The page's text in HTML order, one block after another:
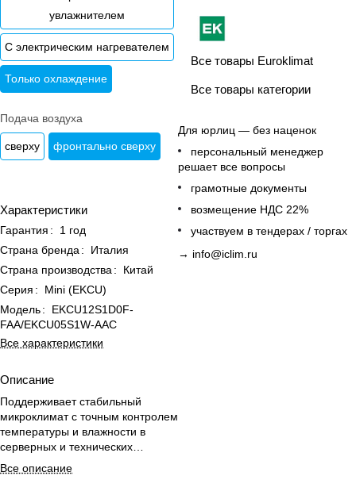
увлажнителем
С электрическим нагревателем
Только охлаждение
Подача воздуха
сверху фронтально сверху
Характеристики
Гарантия :
1 год
Страна бренда :
Италия
Страна производства :
Китай
Серия :
Mini (EKCU)
Модель:
EKCU12S1D0F-
FAA/EKCU05S1W-AAC
Все характеристики
Описание
Поддерживает стабильный
микроклимат с точным контролем
температуры и влажности в
серверных и технических
помещениях круглосуточно.
Все описание
Все товары Euroklimat
Все товары категории
Для юрлиц — без наценок
персональный менеджер
решает все вопросы
грамотные документы
возмещение НДС 22%
участвуем в тендерах / торгах
→ info@iclim.ru